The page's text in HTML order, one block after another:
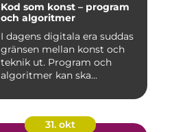
Kod som konst – program
och algoritmer
I dagens digitala era suddas
gränsen mellan konst och
teknik ut. Program och
algoritmer kan ska...
31. okt